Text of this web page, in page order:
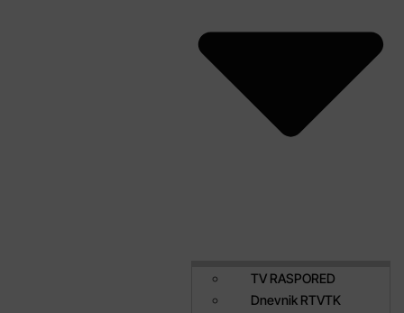
TV RASPORED
Dnevnik RTVTK